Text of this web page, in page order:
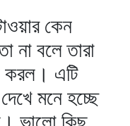
কেন
না বলে তারা
করল। এটি
মনে হচ্ছে